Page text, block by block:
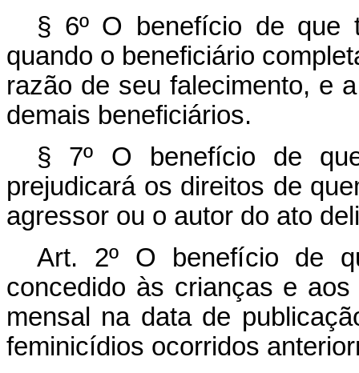
§ 6º O benefício de
quando o beneficiário
razão de seu falecimento, e
demais beneficiários.
§ 7º O benefício de
prejudicará os direitos de
agressor ou o autor do ato
Art. 2º O benefício de
concedido às crianças e
mensal na data de
feminicídios ocorridos